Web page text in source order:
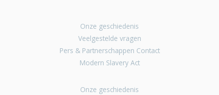
Onze geschiedenis
Veelgestelde vragen
Pers & Partnerschappen Contact
Modern Slavery Act
Onze geschiedenis